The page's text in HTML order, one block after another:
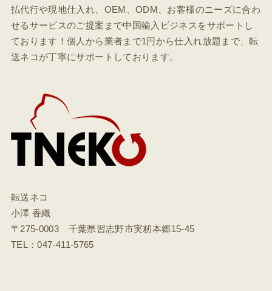
払代行や現地仕入れ、OEM、ODM、お客様のニーズに合わ
せるサービスのご提案まで中国輸入ビジネスをサポートし
ております！個人から業者まで1円から仕入れ放題まで、転
送ネコが丁寧にサポートしております。
転送ネコ
小澤 香織
〒275-0003 千葉県習志野市実籾本郷15-45
TEL：047-411-5765